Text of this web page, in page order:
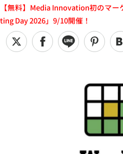
【無料】Media Innovation初のマ
ting Day 2026」9/10開催！